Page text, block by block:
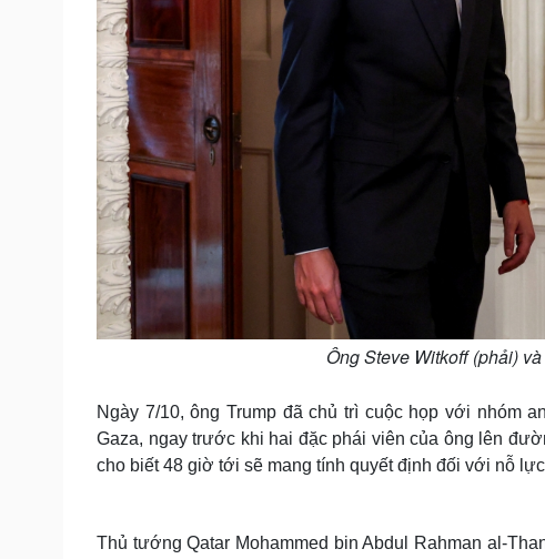
Ông Steve Witkoff (phải)
Ngày 7/10, ông Trump đã chủ trì cuộc họp với nhóm
Gaza, ngay trước khi hai đặc phái viên của ông lên
cho biết 48 giờ tới sẽ mang tính quyết định đối với nỗ
Thủ tướng Qatar Mohammed bin Abdul Rahman al-